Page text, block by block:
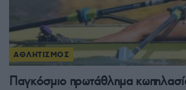
ΑΘΛΗΤΙΣΜΟΣ
Παγκόσμιο πρωτάθλημα